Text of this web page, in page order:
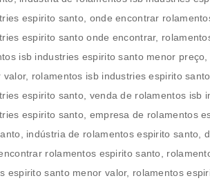
espirito santo, onde encontrar
espirito santo onde encontrar,
isb industries espirito santo menor
rolamentos isb industries espirito
espirito santo, venda de rolamentos isb
espirito santo, empresa de rolamentos
indústria de rolamentos espirito santo,
rolamentos espirito santo,
espirito santo menor valor, rolamentos